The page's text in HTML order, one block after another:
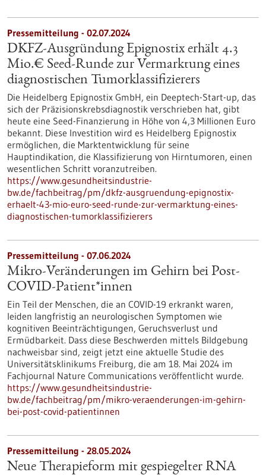
Pressemitteilung - 02.07.2024
DKFZ-Ausgründung Epignostix erhält 4.3
Mio.€ Seed-Runde zur Vermarktung eines
diagnostischen Tumorklassifizierers
Die Heidelberg Epignostix GmbH, ein Deeptech-Start-up, das
sich der Präzisionskrebsdiagnostik verschrieben hat, gibt
heute eine Seed-Finanzierung in Höhe von 4,3 Millionen Euro
bekannt. Diese Investition wird es Heidelberg Epignostix
ermöglichen, die Marktentwicklung für seine
Hauptindikation, die Klassifizierung von Hirntumoren, einen
wesentlichen Schritt voranzutreiben.
https://www.gesundheitsindustrie-
bw.de/fachbeitrag/pm/dkfz-ausgruendung-epignostix-
erhaelt-43-mio-euro-seed-runde-zur-vermarktung-eines-
diagnostischen-tumorklassifizierers
Pressemitteilung - 07.06.2024
Mikro-Veränderungen im Gehirn bei Post-
COVID-Patient*innen
Ein Teil der Menschen, die an COVID-19 erkrankt waren,
leiden langfristig an neurologischen Symptomen wie
kognitiven Beeinträchtigungen, Geruchsverlust und
Ermüdbarkeit. Dass diese Beschwerden mittels Bildgebung
nachweisbar sind, zeigt jetzt eine aktuelle Studie des
Universitätsklinikums Freiburg, die am 18. Mai 2024 im
Fachjournal Nature Communications veröffentlicht wurde.
https://www.gesundheitsindustrie-
bw.de/fachbeitrag/pm/mikro-veraenderungen-im-gehirn-
bei-post-covid-patientinnen
Pressemitteilung - 28.05.2024
Neue Therapieform mit gespiegelter RNA